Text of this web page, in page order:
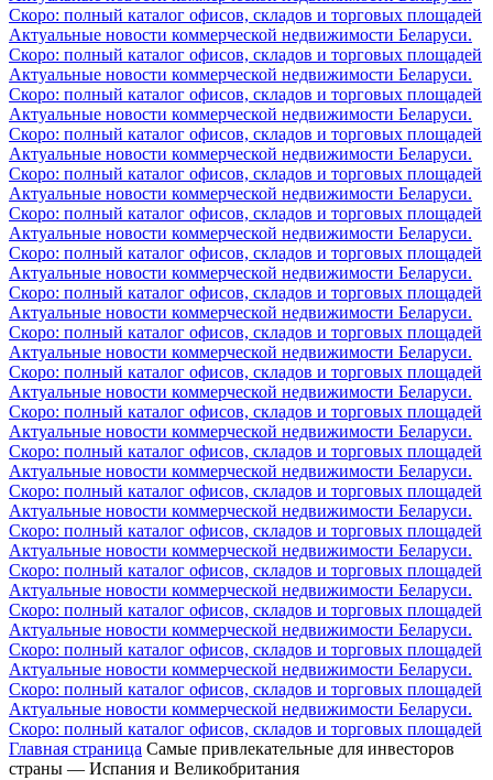
Скоро: полный каталог офисов, складов и торговых площадей
Актуальные новости коммерческой недвижимости Беларуси.
Скоро: полный каталог офисов, складов и торговых площадей
Актуальные новости коммерческой недвижимости Беларуси.
Скоро: полный каталог офисов, складов и торговых площадей
Актуальные новости коммерческой недвижимости Беларуси.
Скоро: полный каталог офисов, складов и торговых площадей
Актуальные новости коммерческой недвижимости Беларуси.
Скоро: полный каталог офисов, складов и торговых площадей
Актуальные новости коммерческой недвижимости Беларуси.
Скоро: полный каталог офисов, складов и торговых площадей
Актуальные новости коммерческой недвижимости Беларуси.
Скоро: полный каталог офисов, складов и торговых площадей
Актуальные новости коммерческой недвижимости Беларуси.
Скоро: полный каталог офисов, складов и торговых площадей
Актуальные новости коммерческой недвижимости Беларуси.
Скоро: полный каталог офисов, складов и торговых площадей
Актуальные новости коммерческой недвижимости Беларуси.
Скоро: полный каталог офисов, складов и торговых площадей
Актуальные новости коммерческой недвижимости Беларуси.
Скоро: полный каталог офисов, складов и торговых площадей
Актуальные новости коммерческой недвижимости Беларуси.
Скоро: полный каталог офисов, складов и торговых площадей
Актуальные новости коммерческой недвижимости Беларуси.
Скоро: полный каталог офисов, складов и торговых площадей
Актуальные новости коммерческой недвижимости Беларуси.
Скоро: полный каталог офисов, складов и торговых площадей
Актуальные новости коммерческой недвижимости Беларуси.
Скоро: полный каталог офисов, складов и торговых площадей
Актуальные новости коммерческой недвижимости Беларуси.
Скоро: полный каталог офисов, складов и торговых площадей
Актуальные новости коммерческой недвижимости Беларуси.
Скоро: полный каталог офисов, складов и торговых площадей
Актуальные новости коммерческой недвижимости Беларуси.
Скоро: полный каталог офисов, складов и торговых площадей
Актуальные новости коммерческой недвижимости Беларуси.
Скоро: полный каталог офисов, складов и торговых площадей
Главная страница Самые привлекательные для инвесторов
страны — Испания и Великобритания